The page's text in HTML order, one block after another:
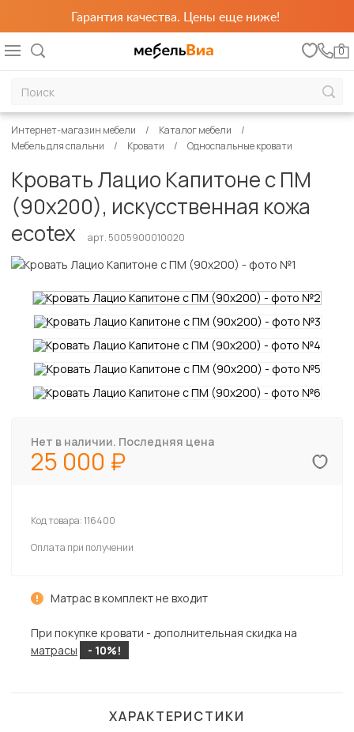
Гарантия качества. Цены еще ниже!
0
Интернет-магазин мебели
Каталог мебели
Мебель для спальни
Кровати Односпальные кровати
Кровать Лацио Капитоне с ПМ
(90х200), искусственная кожа
ecotex
арт. 5005900010020
Нет в наличии. Последняя цена
25 000
Код товара:116400
Оплата при получении
Матрас в комплект не входит
При покупке кровати - дополнительная скидка на
матрасы
- 10%!
ХАРАКТЕРИСТИКИ